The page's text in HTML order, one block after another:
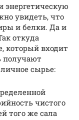
энергетическую
увидеть, что
и белки. Да и
откуда
который входит
получают
сырье:
чистого
того же сала